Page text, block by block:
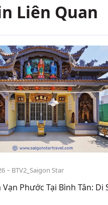
Liên Quan
- BTV2_Saigon Star
Phước Tại Bình Tân: Di